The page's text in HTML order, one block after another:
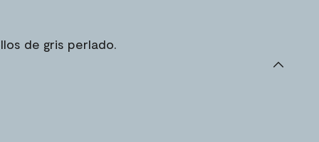
de gris perlado.